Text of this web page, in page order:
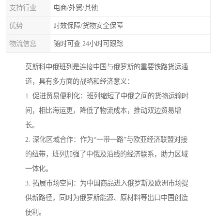
支持行业 电商/外贸/其他
优势 时效保障/货物安全保障
物流信息 随时可查 24小时可跟踪
莫斯科中俄班列是连接中国与俄罗斯的重要铁路货运通
道，具有多方面的战略和经济意义：
1. 促进贸易便利化：班列缩短了中俄之间的货物运输时
间，相比海运更，降低了物流成本，推动双边贸易增
长。
2. 深化区域合作：作为“一带一路”与欧亚经济联盟对接
的纽带，班列加强了中俄及沿线的经济联系，助力区域
一体化。
3. 拓展市场空间：为中国商品进入俄罗斯及欧洲市场提
供新路径，同时为俄罗斯能源、原材料等出口中国创造
便利。